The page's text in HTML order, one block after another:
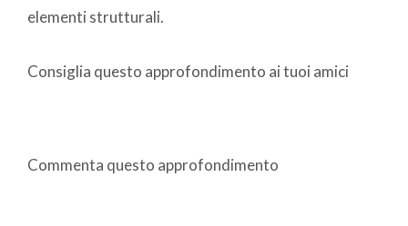
elementi strutturali.
Consiglia questo approfondimento ai tuoi amici
Commenta questo approfondimento